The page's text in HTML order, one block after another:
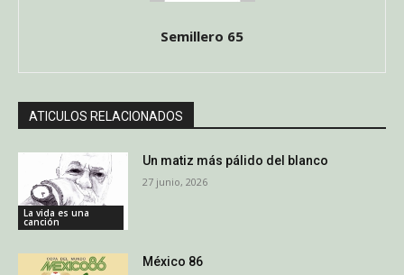
Semillero 65
ATICULOS RELACIONADOS
La vida es una
canción
Un matiz más pálido del blanco
27 junio, 2026
México 86